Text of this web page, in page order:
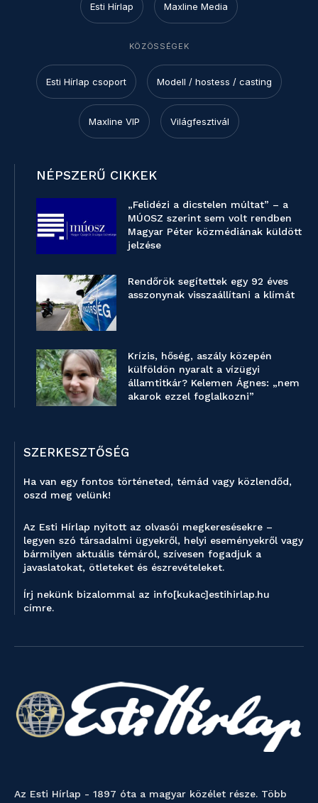
Esti Hírlap Maxline Media
KÖZÖSSÉGEK
Esti Hírlap csoport Modell / hostess / casting
Maxline VIP Világfesztivál
NÉPSZERŰ CIKKEK
„Felidézi a dicstelen múltat” – a
MÚOSZ szerint sem volt rendben
Magyar Péter közmédiának küldött
jelzése
Rendőrök segítettek egy 92 éves
asszonynak visszaállítani a klímát
Krízis, hőség, aszály közepén
külföldön nyaralt a vízügyi
államtitkár? Kelemen Ágnes: „nem
akarok ezzel foglalkozni”
SZERKESZTŐSÉG
Ha van egy fontos történeted, témád vagy közlendőd,
oszd meg velünk!
Az Esti Hírlap nyitott az olvasói megkeresésekre –
legyen szó társadalmi ügyekről, helyi eseményekről vagy
bármilyen aktuális témáról, szívesen fogadjuk a
javaslatokat, ötleteket és észrevételeket.
Írj nekünk bizalommal az info[kukac]estihirlap.hu
címre.
Az Esti Hírlap - 1897 óta a magyar közélet része. Több